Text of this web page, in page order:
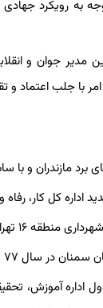
به رویکرد
مدیر جوان و
امر با جلب
برد مازندران و
کل کار، رفاه
قبل از استخدام باقری بوده است.
خورد که بین ۸۰ نفر رتبه یک را به خود اختصاص داد.
۷ سال مسؤول